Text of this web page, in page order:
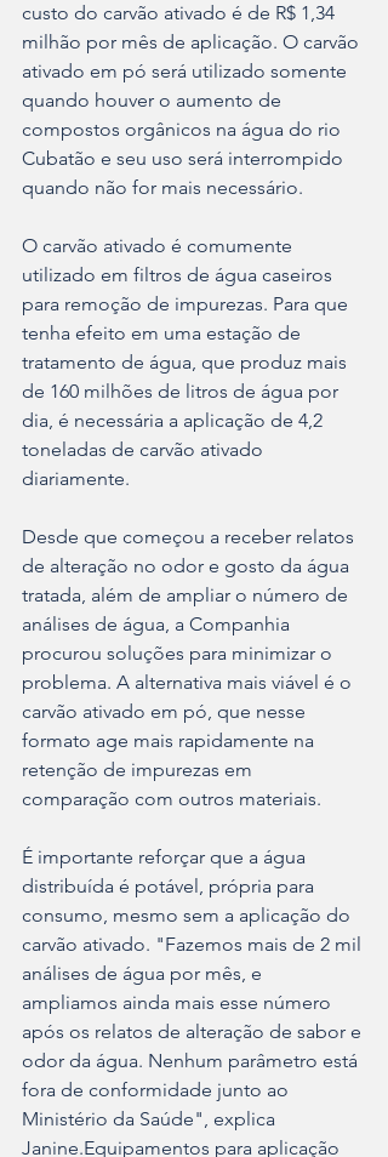
custo do carvão ativado é de R$ 1,34
milhão por mês de aplicação. O carvão
ativado em pó será utilizado somente
quando houver o aumento de
compostos orgânicos na água do rio
Cubatão e seu uso será interrompido
quando não for mais necessário.
O carvão ativado é comumente
utilizado em filtros de água caseiros
para remoção de impurezas. Para que
tenha efeito em uma estação de
tratamento de água, que produz mais
de 160 milhões de litros de água por
dia, é necessária a aplicação de 4,2
toneladas de carvão ativado
diariamente.
Desde que começou a receber relatos
de alteração no odor e gosto da água
tratada, além de ampliar o número de
análises de água, a Companhia
procurou soluções para minimizar o
problema. A alternativa mais viável é o
carvão ativado em pó, que nesse
formato age mais rapidamente na
retenção de impurezas em
comparação com outros materiais.
É importante reforçar que a água
distribuída é potável, própria para
consumo, mesmo sem a aplicação do
carvão ativado. "Fazemos mais de 2 mil
análises de água por mês, e
ampliamos ainda mais esse número
após os relatos de alteração de sabor e
odor da água. Nenhum parâmetro está
fora de conformidade junto ao
Ministério da Saúde", explica
Janine.Equipamentos para aplicação